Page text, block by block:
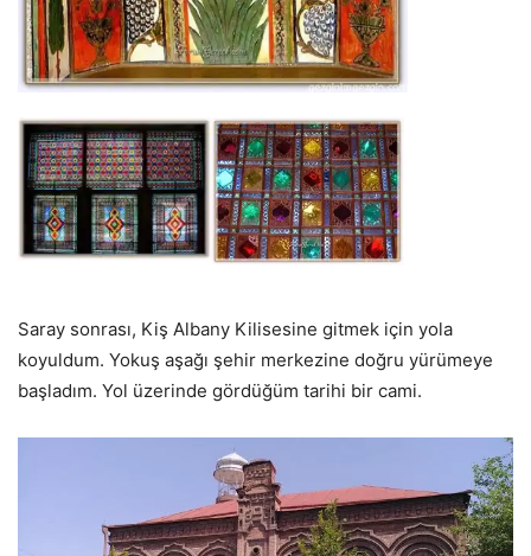
Saray sonrası, Kiş Albany Kilisesine gitmek için yola
koyuldum. Yokuş aşağı şehir merkezine doğru yürümeye
başladım. Yol üzerinde gördüğüm tarihi bir cami.